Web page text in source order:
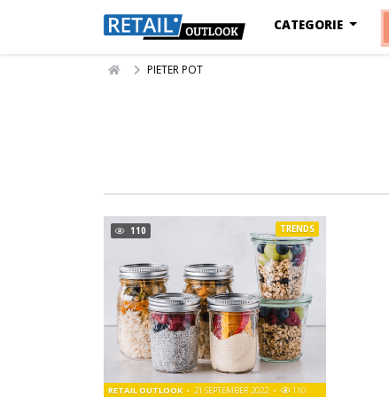
CATEGORIE
PIETER POT
110
RETAIL OUTLOOK 21 SEPTEMBER 2022 110
TRENDS